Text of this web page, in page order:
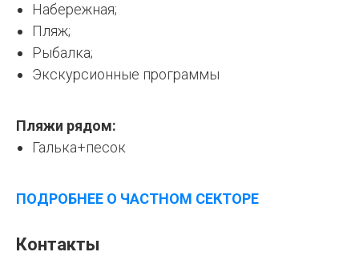
Набережная;
Пляж;
Рыбалка;
Экскурсионные программы
Пляжи рядом:
Галька+песок
ПОДРОБНЕЕ О ЧАСТНОМ СЕКТОРЕ
Контакты